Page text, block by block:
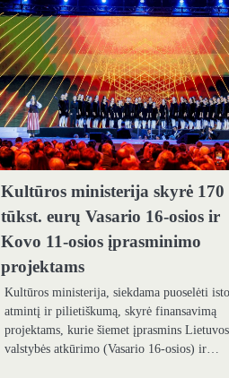
Kultūros ministerija skyrė 170
tūkst. eurų Vasario 16-osios ir
Kovo 11-osios įprasminimo
projektams
Kultūros ministerija, siekdama puoselėti
atmintį ir pilietiškumą, skyrė finansavimą
projektams, kurie šiemet įprasmins Lietuvos
valstybės atkūrimo (Vasario 16-osios) ir…